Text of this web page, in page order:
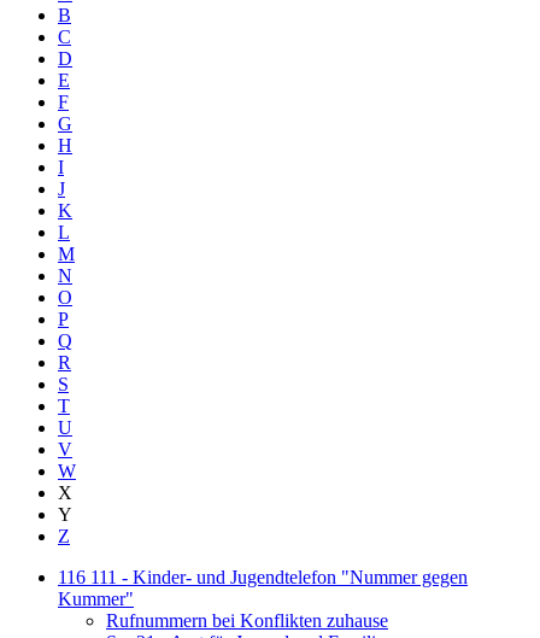
B
C
D
E
F
G
H
I
J
K
L
M
N
O
P
Q
R
S
T
U
V
W
X
Y
Z
116 111 - Kinder- und Jugendtelefon "Nummer gegen
Kummer"
Rufnummern bei Konflikten zuhause